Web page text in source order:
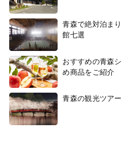
青森で絶対泊ま
館七選
おすすめの青森
め商品をご紹介
青森の観光ツア